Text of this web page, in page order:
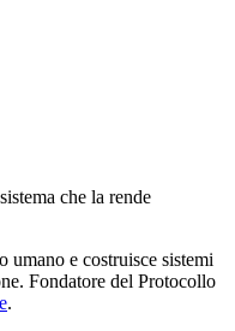
che la rende
umano e costruisce sistemi
Fondatore del Protocollo
.